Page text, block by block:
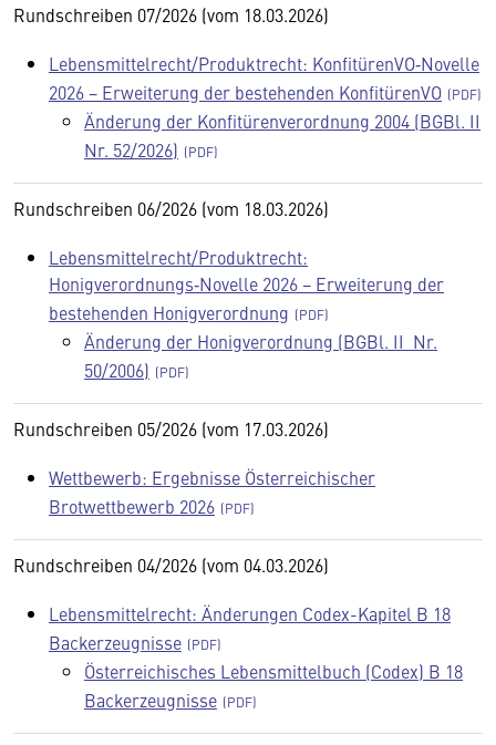
Rundschreiben 07/2026 (vom 18.03.2026)
Lebensmittelrecht/Produktrecht: KonfitürenVO‑Novelle
2026 − Erweiterung der bestehenden KonfitürenVO
Änderung der Konfitürenverordnung 2004 (BGBl. II
Nr. 52/2026)
Rundschreiben 06/2026 (vom 18.03.2026)
Lebensmittelrecht/Produktrecht:
Honigverordnungs‑Novelle 2026 − Erweiterung der
bestehenden Honigverordnung
Änderung der Honigverordnung (BGBl. II Nr.
50/2006)
Rundschreiben 05/2026 (vom 17.03.2026)
Wettbewerb: Ergebnisse Österreichischer
Brotwettbewerb 2026
Rundschreiben 04/2026 (vom 04.03.2026)
Lebensmittelrecht: Änderungen Codex-Kapitel B 18
Backerzeugnisse
Österreichisches Lebensmittelbuch (Codex) B 18
Backerzeugnisse